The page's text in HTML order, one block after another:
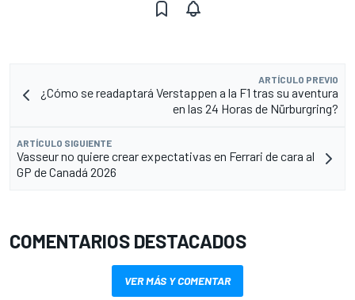
ARTÍCULO PREVIO
¿Cómo se readaptará Verstappen a la F1 tras su aventura
en las 24 Horas de Nürburgring?
ARTÍCULO SIGUIENTE
Vasseur no quiere crear expectativas en Ferrari de cara al
GP de Canadá 2026
COMENTARIOS DESTACADOS
VER MÁS Y COMENTAR